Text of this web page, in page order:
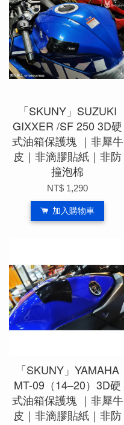
「SKUNY」SUZUKI
GIXXER /SF 250 3D硬
式油箱保護塊 ｜非犀牛
皮｜非滴膠貼紙｜非防
撞泡棉
NT$ 1,290
加入購物車
「SKUNY」YAMAHA
MT-09（14–20）3D硬
式油箱保護塊 ｜非犀牛
皮｜非滴膠貼紙｜非防